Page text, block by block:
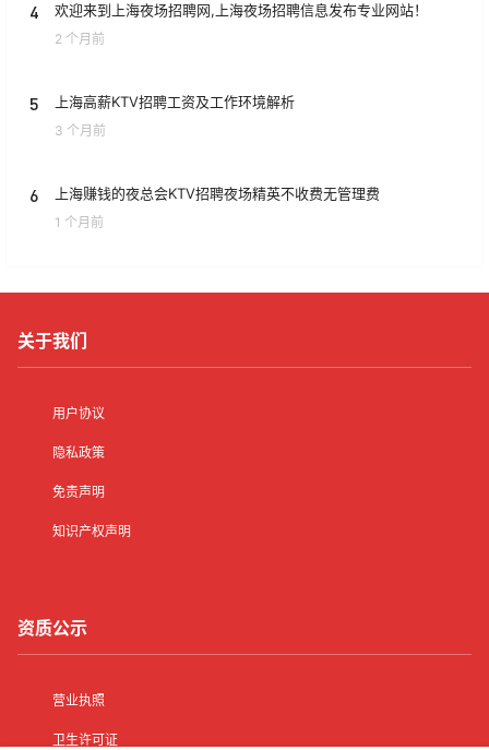
4 欢迎来到上海夜场招聘网,上海夜场招聘信息发布专业网站！
2 个月前
5 上海高薪KTV招聘工资及工作环境解析
3 个月前
6 上海赚钱的夜总会KTV招聘夜场精英不收费无管理费
1 个月前
关于我们
用户协议
隐私政策
免责声明
知识产权声明
资质公示
营业执照
卫生许可证